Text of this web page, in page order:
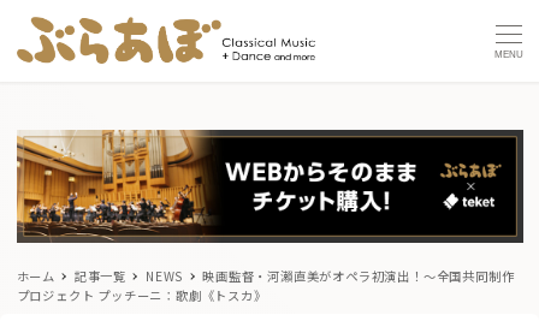
MENU
ホーム 記事一覧 NEWS
映画監督・河瀨直美がオペラ初演出！〜全国共同制作
プロジェクト プッチーニ：歌劇《トスカ》